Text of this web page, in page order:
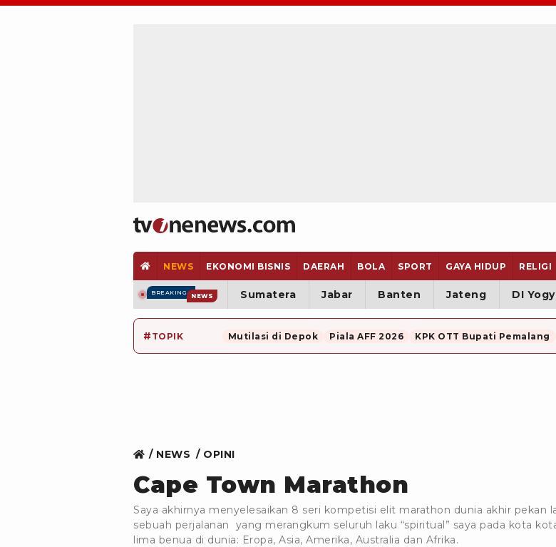
NEWS EKONOMI BISNIS DAERAH BOLA SPORT GAYA HIDUP RELIGI
BREAKING NEWS Sumatera Jabar Banten Jateng DI
# TOPIK Mutilasi di Depok Piala AFF 2026 KPK OTT Bupati Pemalang
NEWS OPINI
Cape Town Marathon
Saya akhirnya menyelesaikan 8 seri kompetisi elit marathon dunia akhir pekan
sebuah perjalanan yang merangkum seluruh laku “spiritual” saya pada kota
lima benua di dunia: Eropa, Asia, Amerika, Australia dan Afrika.